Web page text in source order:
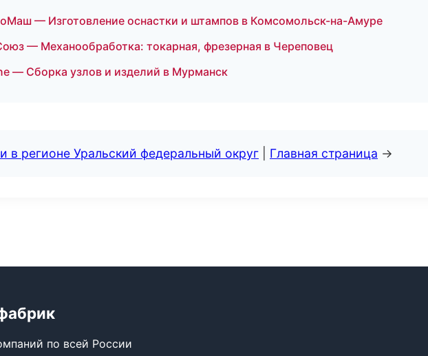
— Изготовление оснастки и штампов в Комсомольск-на-Амуре
— Механообработка: токарная, фрезерная в Череповец
— Сборка узлов и изделий в Мурманск
в регионе Уральский федеральный округ Главная страница →
по всей России